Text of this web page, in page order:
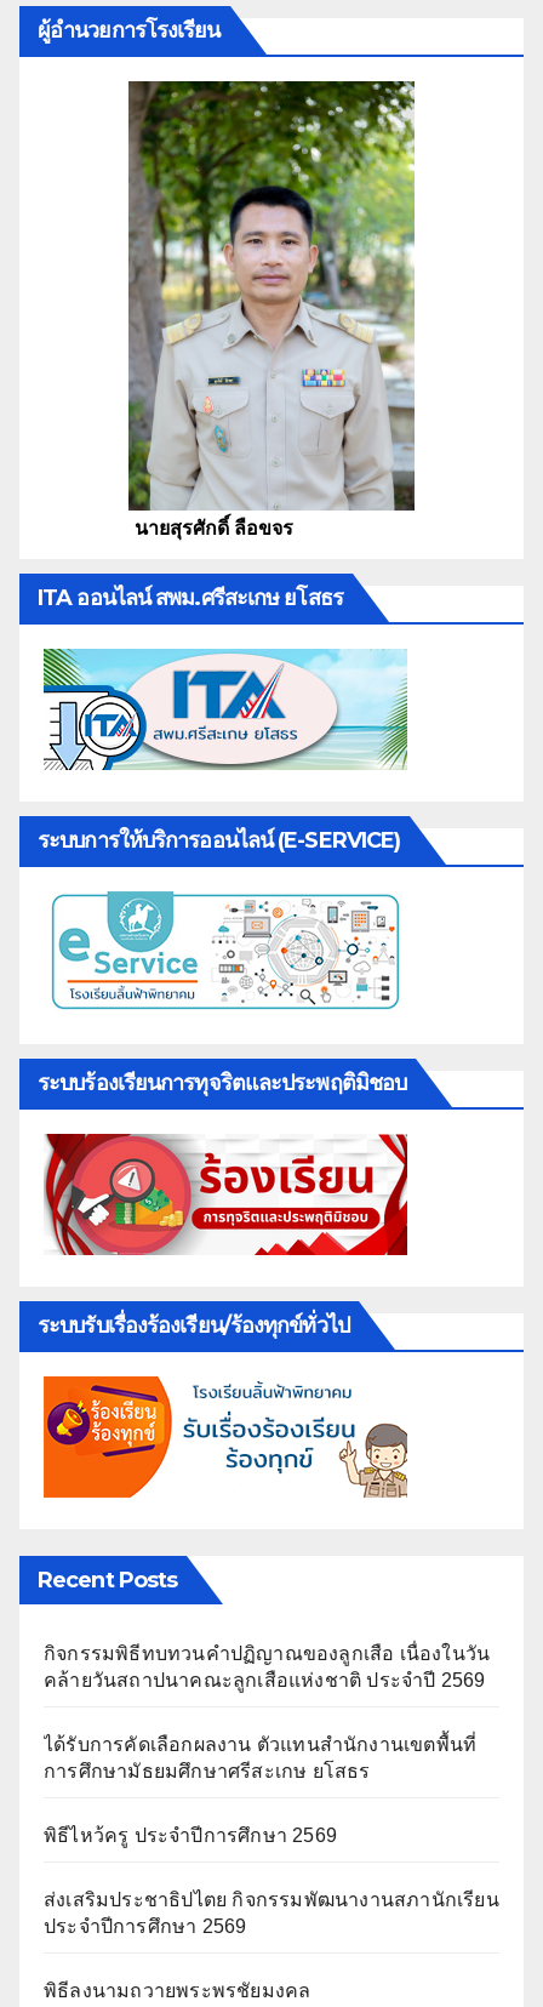
ผู้อำนวยการโรงเรียน
นายสุรศักดิ์ ลือขจร
ITA ออนไลน์ สพม.ศรีสะเกษ ยโสธร
ระบบการให้บริการออนไลน์ (E-SERVICE)
ระบบร้องเรียนการทุจริตและประพฤติมิชอบ
ระบบรับเรื่องร้องเรียน/ร้องทุกข์ทั่วไป
Recent Posts
กิจกรรมพิธีทบทวนคำปฏิญาณของลูกเสือ เนื่องในวัน
คล้ายวันสถาปนาคณะลูกเสือแห่งชาติ ประจำปี 2569
ได้รับการคัดเลือกผลงาน ตัวแทนสำนักงานเขตพื้นที่
การศึกษามัธยมศึกษาศรีสะเกษ ยโสธร
พิธีไหว้ครู ประจำปีการศึกษา 2569
ส่งเสริมประชาธิปไตย กิจกรรมพัฒนางานสภานักเรียน
ประจำปีการศึกษา 2569
พิธีลงนามถวายพระพรชัยมงคล